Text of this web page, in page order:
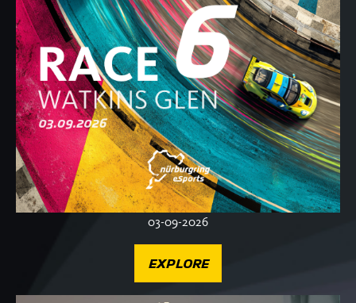
03-09-2026
EXPLORE